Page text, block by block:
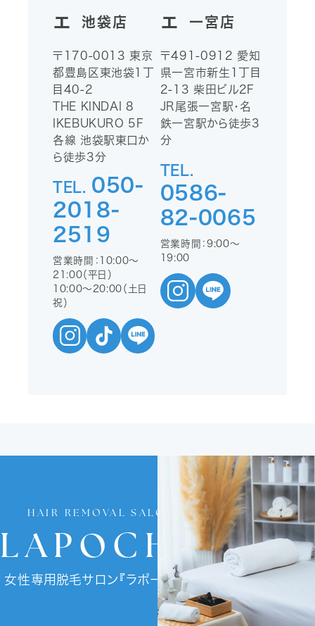
ェ
池袋店
〒170-0013 東京
都豊島区東池袋1丁
目40-2
THE KINDAI 8
IKEBUKURO 5F
各線 池袋駅東口か
ら徒歩3分
TEL. 050-
2018-
2519
営業時間：10:00〜
21:00（平日）
10:00〜20:00（土日
祝）
ェ
一宮店
〒491-0912 愛知
県一宮市新生1丁目
2-13 柴田ビル2F
JR尾張一宮駅・名
鉄一宮駅から徒歩3
分
TEL.
0586-
82-0065
営業時間：9:00〜
19:00
HAIR REMOVAL SALON
LAPOCHE
女性専用脱毛サロン『ラポーチェ』